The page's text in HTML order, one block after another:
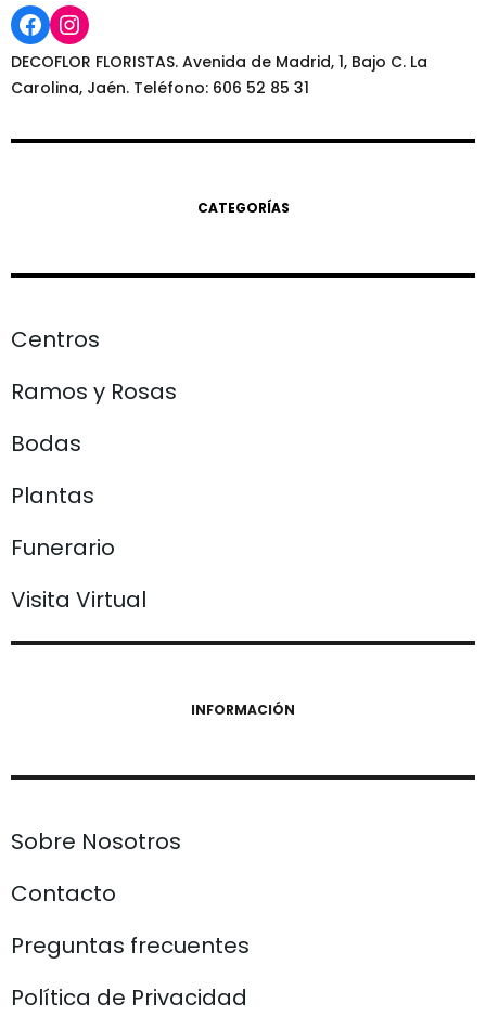
Facebook
Instagram
DECOFLOR FLORISTAS. Avenida de Madrid, 1, Bajo C. La
Carolina, Jaén. Teléfono: 606 52 85 31
CATEGORÍAS
Centros
Ramos y Rosas
Bodas
Plantas
Funerario
Visita Virtual
INFORMACIÓN
Sobre Nosotros
Contacto
Preguntas frecuentes
Política de Privacidad